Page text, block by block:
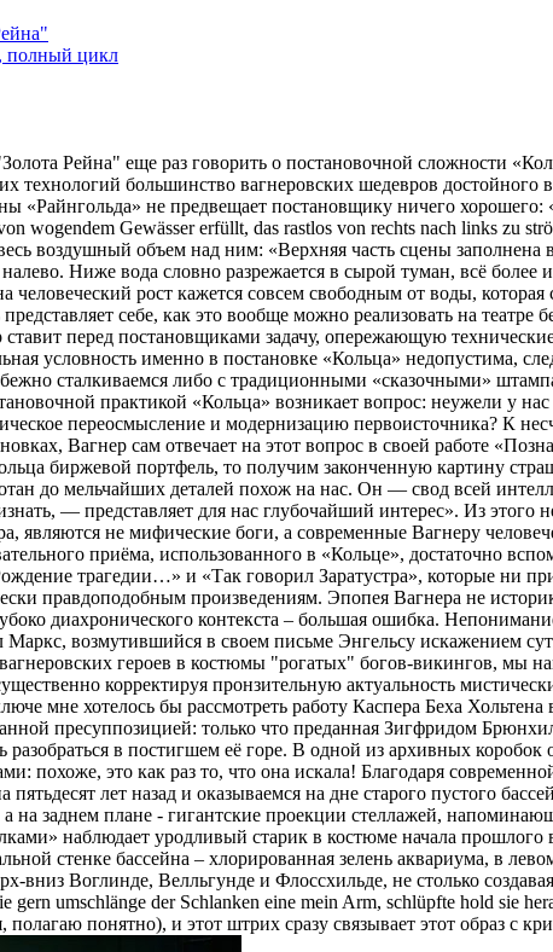
полный цикл
Рейна" еще раз говорить о постановочной сложности
технологий большинство вагнеровских шедевров достойного
«Райнгольда» не предвещает постановщику ничего хорошего:
wogendem Gewässer erfüllt, das rastlos von rechts nach links zu
воздушный объем над ним: «Верхняя часть сцены заполнена
налево. Ниже вода словно разрежается в сырой туман, всё
человеческий рост кажется совсем свободным от воды,
себе, как это вообще можно реализовать на
ставит перед постановщиками задачу, опережающую
условность именно в постановке «Кольца» недопустима,
сталкиваемся либо с традиционными «сказочными»
практикой «Кольца» возникает вопрос: неужели у
переосмысление и модернизацию первоисточника? К
Вагнер сам отвечает на этот вопрос в своей работе
биржевой портфель, то получим законченную картину
до мельчайших деталей похож на нас. Он — свод всей
— представляет для нас глубочайший интерес». Из этого
являются не мифические боги, а современные Вагнеру
приёма, использованного в «Кольце», достаточно
трагедии…» и «Так говорил Заратустра», которые ни
правдоподобным произведениям. Эпопея Вагнера не
диахронического контекста – большая ошибка.
Маркс, возмутившийся в своем письме Энгельсу искажением
героев в костюмы "рогатых" богов-викингов, мы
корректируя пронзительную актуальность
мне хотелось бы рассмотреть работу Каспера Беха Хольтена
пресуппозицией: только что преданная Зигфридом
в постигшем её горе. В одной из архивных коробок
похоже, это как раз то, что она искала! Благодаря
пятьдесят лет назад и оказываемся на дне старого пустого
а на заднем плане - гигантские проекции стеллажей,
наблюдает уродливый старик в костюме начала
стенке бассейна – хлорированная зелень аквариума, в
вниз Воглинде, Велльгунде и Флоссхильде, не столько
gern umschlänge der Schlanken eine mein Arm, schlüpfte hold sie
полагаю понятно), и этот штрих сразу связывает этот образ с